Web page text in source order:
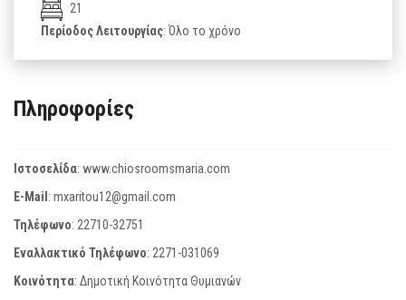
21
Περίοδος Λειτουργίας: Όλο το χρόνο
Πληροφορίες
Ιστοσελίδα: www.chiosroomsmaria.com
E-Mail: mxaritou12@gmail.com
Τηλέφωνο: 22710-32751
Εναλλακτικό Τηλέφωνο: 2271-031069
Κοινότητα: Δημοτική Κοινότητα Θυμιανών